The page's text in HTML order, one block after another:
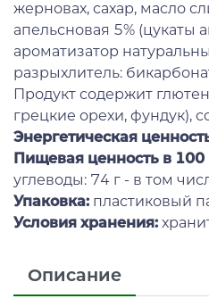
жерновах, сахар, масло
апельсновая 5% (цукаты
ароматизатор
разрыхлитель:
Продукт содержит
грецкие орехи, фундук),
Энергетическая
Пищевая ценность в 100
углеводы: 74 г - в том
Упаковка: пластиковый
Условия хранения:
Описание